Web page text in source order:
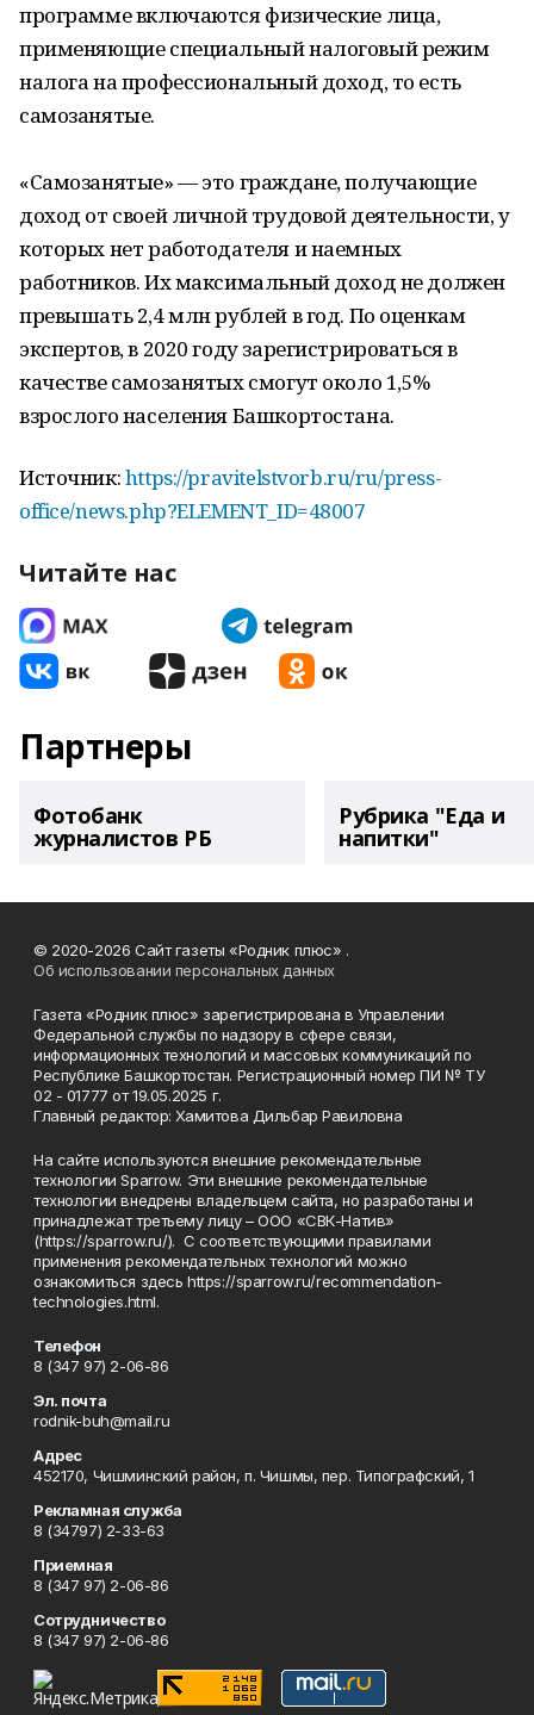
программе включаются физические лица,
применяющие специальный налоговый режим
налога на профессиональный доход, то есть
самозанятые.
«Самозанятые» — это граждане, получающие
доход от своей личной трудовой деятельности, у
которых нет работодателя и наемных
работников. Их максимальный доход не должен
превышать 2,4 млн рублей в год. По оценкам
экспертов, в 2020 году зарегистрироваться в
качестве самозанятых смогут около 1,5%
взрослого населения Башкортостана.
Источник:https://pravitelstvorb.ru/ru/press-
office/news.php?ELEMENT_ID=48007
Читайте нас
Партнеры
Фотобанк
журналистов РБ
Рубрика "Еда и
напитки"
© 2020-2026 Сайт газеты «Родник плюс» .
Об использовании персональных данных
Газета «Родник плюс» зарегистрирована в Управлении
Федеральной службы по надзору в сфере связи,
информационных технологий и массовых коммуникаций по
Республике Башкортостан. Регистрационный номер ПИ № ТУ
02 - 01777 от 19.05.2025 г.
Главный редактор: Хамитова Дильбар Равиловна
На сайте используются внешние рекомендательные
технологии Sparrow. Эти внешние рекомендательные
технологии внедрены владельцем сайта, но разработаны и
принадлежат третьему лицу – ООО «СВК-Натив»
(https://sparrow.ru/). С соответствующими правилами
применения рекомендательных технологий можно
ознакомиться здесь https://sparrow.ru/recommendation-
technologies.html.
Телефон
8 (347 97) 2-06-86
Эл. почта
rodnik-buh@mail.ru
Адрес
452170, Чишминский район, п. Чишмы, пер. Типографский, 1
Рекламная служба
8 (34797) 2-33-63
Приемная
8 (347 97) 2-06-86
Сотрудничество
8 (347 97) 2-06-86